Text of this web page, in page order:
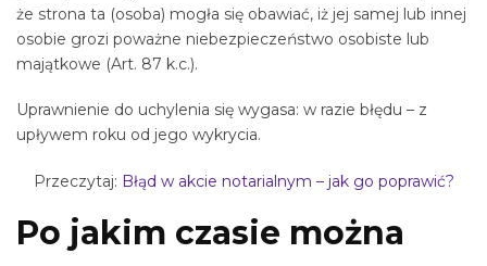
że strona ta (osoba) mogła się obawiać, iż jej samej lub innej
osobie grozi poważne niebezpieczeństwo osobiste lub
majątkowe (Art. 87 k.c.).
Uprawnienie do uchylenia się wygasa: w razie błędu – z
upływem roku od jego wykrycia.
Przeczytaj: Błąd w akcie notarialnym – jak go poprawić?
Po jakim czasie można